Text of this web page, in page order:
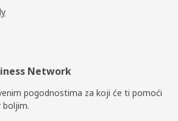
Network
pogodnostima za koji će ti pomoći